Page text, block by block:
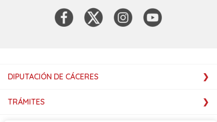
DIPUTACIÓN DE CÁCERES
TRÁMITES